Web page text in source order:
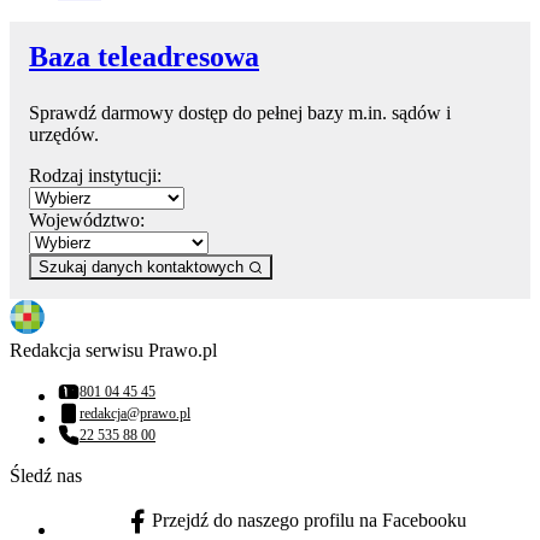
Baza teleadresowa
Sprawdź darmowy dostęp do pełnej bazy m.in. sądów i
urzędów.
Rodzaj instytucji:
Województwo:
Szukaj danych kontaktowych
Redakcja serwisu Prawo.pl
Numer telefonu:
801 04 45 45
Adres email:
redakcja@prawo.pl
Numer telefonu:
22 535 88 00
Śledź nas
facebook - otwiera się w nowej karcie
Przejdź do naszego profilu na Facebooku